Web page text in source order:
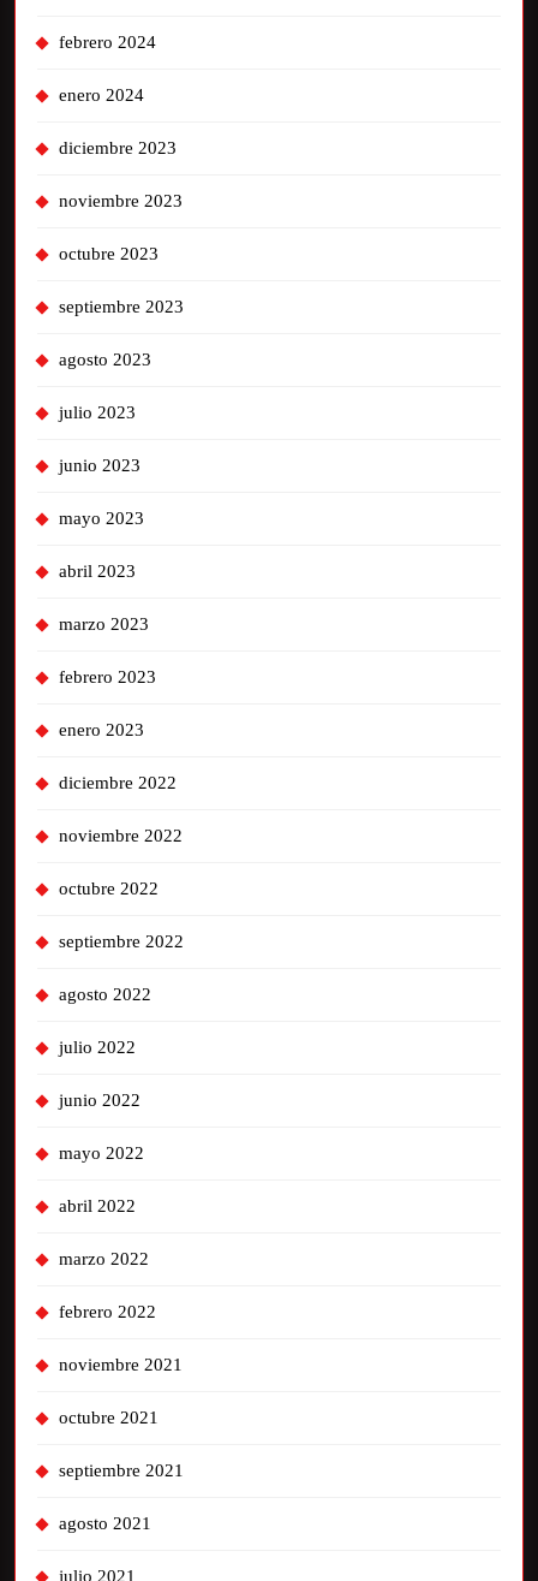
febrero 2024
enero 2024
diciembre 2023
noviembre 2023
octubre 2023
septiembre 2023
agosto 2023
julio 2023
junio 2023
mayo 2023
abril 2023
marzo 2023
febrero 2023
enero 2023
diciembre 2022
noviembre 2022
octubre 2022
septiembre 2022
agosto 2022
julio 2022
junio 2022
mayo 2022
abril 2022
marzo 2022
febrero 2022
noviembre 2021
octubre 2021
septiembre 2021
agosto 2021
julio 2021